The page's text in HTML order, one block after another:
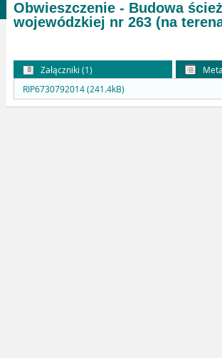
Obwieszczenie - Budowa
wojewódzkiej nr 263 (na
Załączniki (1)
RIP6730792014 (241.4kB)